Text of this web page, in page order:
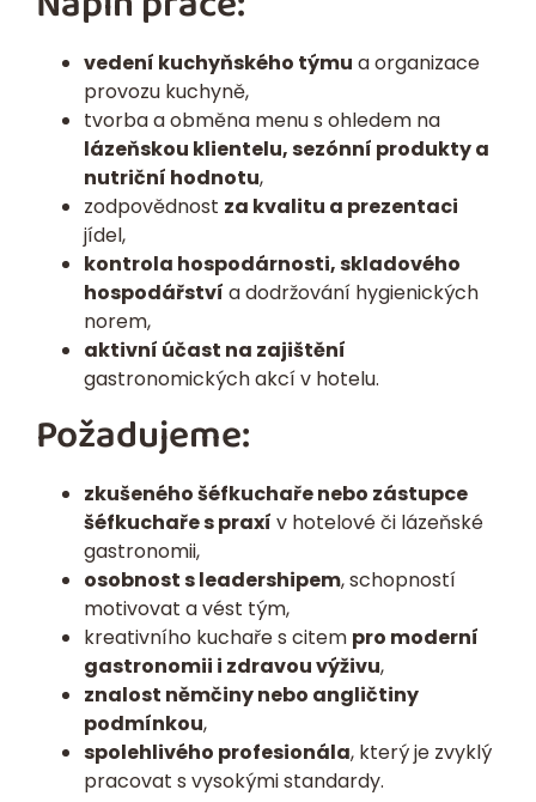
vedení kuchyňského týmu a organizace
provozu kuchyně,
tvorba a obměna menu s ohledem na
lázeňskou klientelu, sezónní produkty a
nutriční hodnotu,
zodpovědnost za kvalitu a prezentaci
jídel,
kontrola hospodárnosti, skladového
hospodářství a dodržování hygienických
norem,
aktivní účast na zajištění
gastronomických akcí v hotelu.
Požadujeme:
zkušeného šéfkuchaře nebo zástupce
šéfkuchaře s praxí v hotelové či lázeňské
gastronomii,
osobnost s leadershipem, schopností
motivovat a vést tým,
kreativního kuchaře s citem pro moderní
gastronomii i zdravou výživu,
znalost němčiny nebo angličtiny
podmínkou,
spolehlivého profesionála, který je zvyklý
pracovat s vysokými standardy.